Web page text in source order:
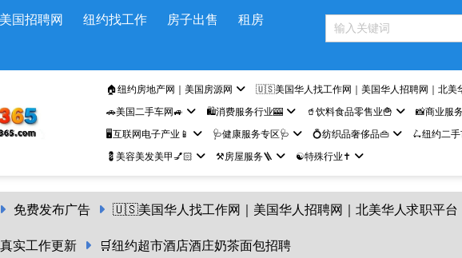
美国招聘网 纽约找工作 房子出售 租房
🏠纽约房地产网｜美国房源网 🇺🇸美国华人找工作网｜美国华人招聘网｜北美
🚗美国二手车网🚙
🛍️消费服务行业🎰 🥤饮料食品零售业🍟 📸商业服
🖥️互联网电子产业📱
🩺健康服务专区🩺 💍纺织品奢侈品👜 🛴纽约二
💈美容美发美甲💅🏻
⚒️房屋服务🪜 ☯️特殊行业✝️
免费发布广告 🇺🇸美国华人找工作网｜美国华人招聘网｜北美华人求职平台
实工作更新 🛒纽约超市酒店酒庄奶茶面包招聘